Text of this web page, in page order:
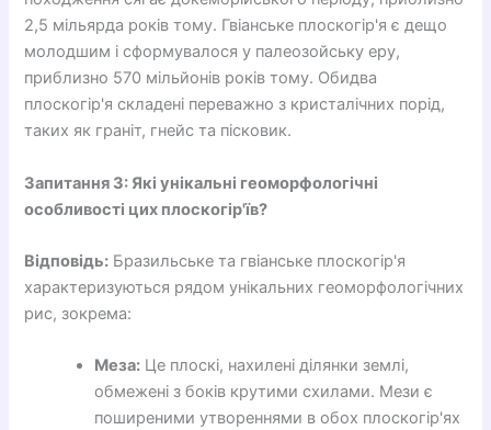
2,5 мільярда років тому. Гвіанське плоскогір'я є дещо
молодшим і сформувалося у палеозойську еру,
приблизно 570 мільйонів років тому. Обидва
плоскогір'я складені переважно з кристалічних порід,
таких як граніт, гнейс та пісковик.
Запитання 3: Які унікальні геоморфологічні
особливості цих плоскогір'їв?
Відповідь: Бразильське та гвіанське плоскогір'я
характеризуються рядом унікальних геоморфологічних
рис, зокрема:
Меза: Це плоскі, нахилені ділянки землі,
обмежені з боків крутими схилами. Мези є
поширеними утвореннями в обох плоскогір'ях